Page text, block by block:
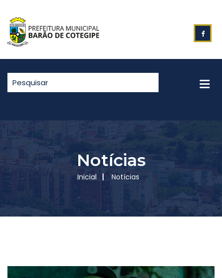
Notícias
Inicial Notícias